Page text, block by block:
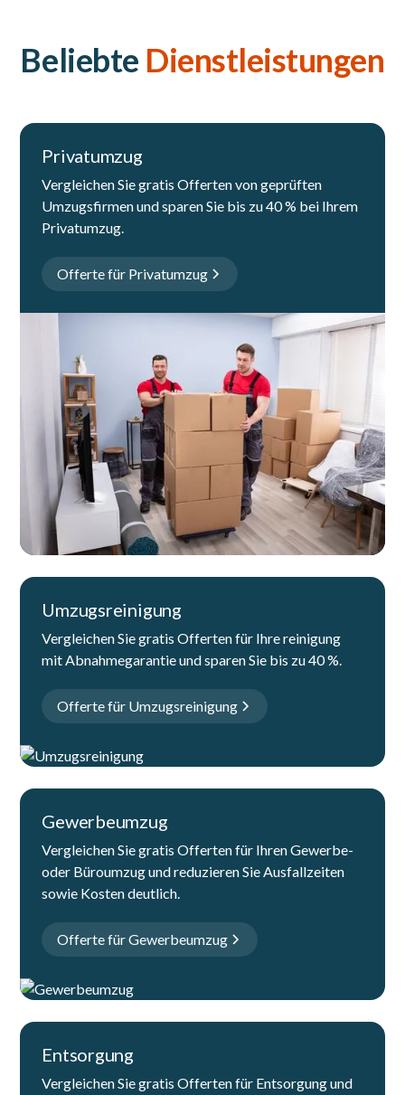
Beliebte Dienstleistungen
Privatumzug
Vergleichen Sie gratis Offerten von geprüften
Umzugsfirmen und sparen Sie bis zu 40 % bei Ihrem
Privatumzug.
Offerte für Privatumzug
Umzugsreinigung
Vergleichen Sie gratis Offerten für Ihre reinigung
mit Abnahmegarantie und sparen Sie bis zu 40 %.
Offerte für Umzugsreinigung
Gewerbeumzug
Vergleichen Sie gratis Offerten für Ihren Gewerbe-
oder Büroumzug und reduzieren Sie Ausfallzeiten
sowie Kosten deutlich.
Offerte für Gewerbeumzug
Entsorgung
Vergleichen Sie gratis Offerten für Entsorgung und